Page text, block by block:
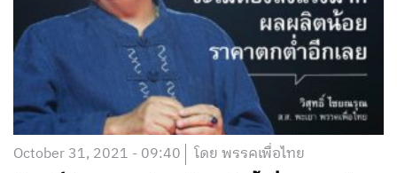
October 31, 2021 - 09:40 โดย พรรคเพื่อไทย